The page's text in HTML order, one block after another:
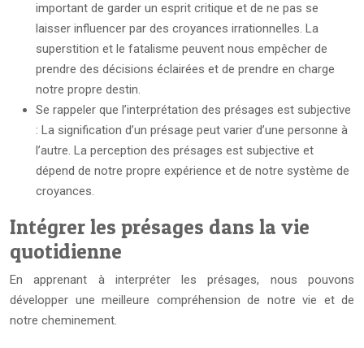
important de garder un esprit critique et de ne pas se
laisser influencer par des croyances irrationnelles. La
superstition et le fatalisme peuvent nous empêcher de
prendre des décisions éclairées et de prendre en charge
notre propre destin.
Se rappeler que l’interprétation des présages est subjective
: La signification d’un présage peut varier d’une personne à
l’autre. La perception des présages est subjective et
dépend de notre propre expérience et de notre système de
croyances.
Intégrer les présages dans la vie
quotidienne
En apprenant à interpréter les présages, nous pouvons
développer une meilleure compréhension de notre vie et de
notre cheminement.